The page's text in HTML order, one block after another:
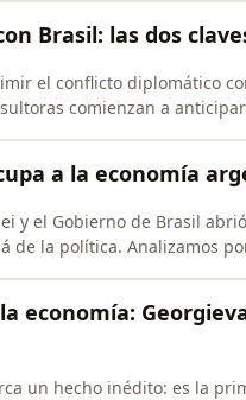
Brasil: las dos
el conflicto diplomático
comienzan a
a la economía
y el Gobierno de Brasil
de la política. Analizamos
economía:
un hecho inédito: es la